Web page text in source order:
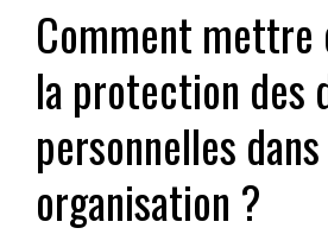
Comment
la protection des
personnelles
organisation ?